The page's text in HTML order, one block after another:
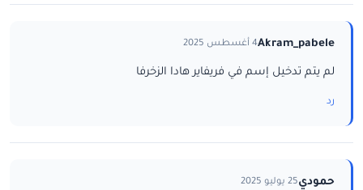
Akram_pabele4 أغسطس 2025
لم يتم تدخيل إسم في فريفاير هادا الزخرفا
رد
حمودي25 يوليو 2025